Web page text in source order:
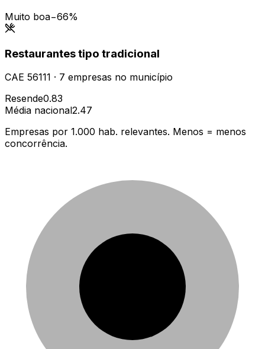
Muito boa−66%
Restaurantes tipo tradicional
CAE 56111 · 7 empresas no município
Resende0.83
Média nacional2.47
Empresas por 1.000 hab. relevantes. Menos = menos
concorrência.